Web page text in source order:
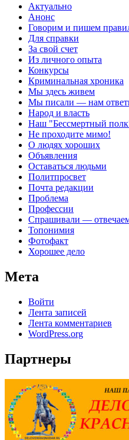
Актуально
Анонс
Говорим и пишем
Для справки
За свой счет
Из личного опыта
Конкурсы
Криминальная хроника
Мы здесь живем
Мы писали — нам
Народ и власть
Наш "Бессмертный
Не проходите мимо!
О людях хороших
Объявления
Оставаться людьми
Политпросвет
Почта редакции
Проблема
Профессии
Спрашивали —
Топонимия
Фотофакт
Хорошее дело
Мета
Войти
Лента записей
Лента комментариев
WordPress.org
Партнеры